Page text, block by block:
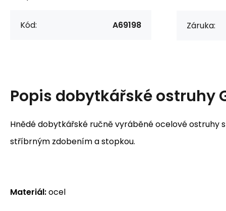
Kód: A69198 Záruka:
Popis dobytkářské ostruhy
Hnědé dobytkářské ručně vyráběné ocelové ostruhy
stříbrným zdobením a stopkou.
Materiál:ocel